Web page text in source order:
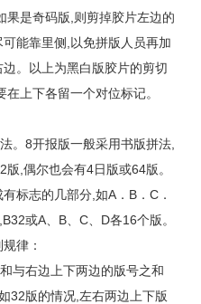
果是奇码版,则剪掉胶片左边的
能靠里侧,以免拼版人员再加
。以上为黑白版胶片的剪切
上下各留一个对位标记。
。8开报版一般采用书版拼法,
,偶尔也会有4日版或64版。
标志的几部分,如A．B．C．
或A、B、C、D各16个版。
律：
右边上下两边的版号之和
32版的情况,左右两边上下版